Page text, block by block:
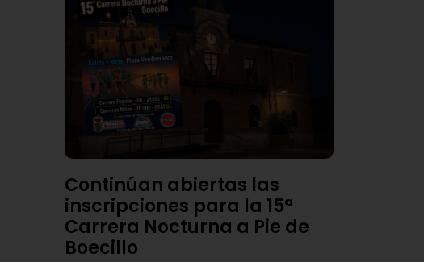
Continúan abiertas las
inscripciones para la 15ª
Carrera Nocturna a Pie de
Boecillo